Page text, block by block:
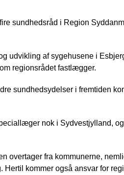
sundhedsråd i Region
udvikling af sygehusene i
regionsrådet fastlægger.
sundhedsydelser i fremtiden
nok i Sydvestjylland,
overtager fra kommunerne,
kommer også ansvar for